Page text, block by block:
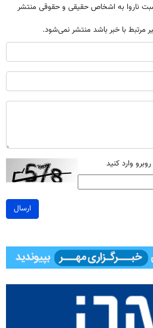
ناروا به اشخاص حقیقی و حقوقی منتشر
مرتبط با خبر باشد منتشر نمی‌شود.
وارد کنید
ارسال